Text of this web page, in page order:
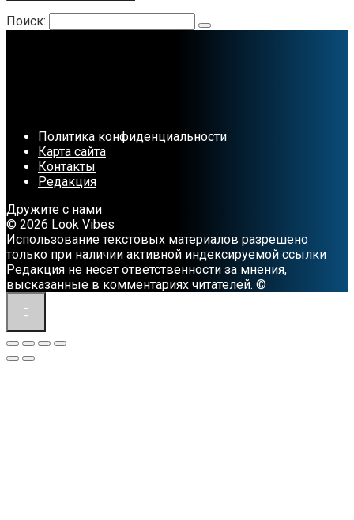
Поиск:
Политика конфиденциальности
Карта сайта
Контакты
Редакция
Дружите с нами
© 2026 Look Vibes
Использование текстовых материалов разрешено
только при наличии активной индексируемой ссылки
Редакция не несет ответственности за мнения,
высказанные в комментариях читателей. ©